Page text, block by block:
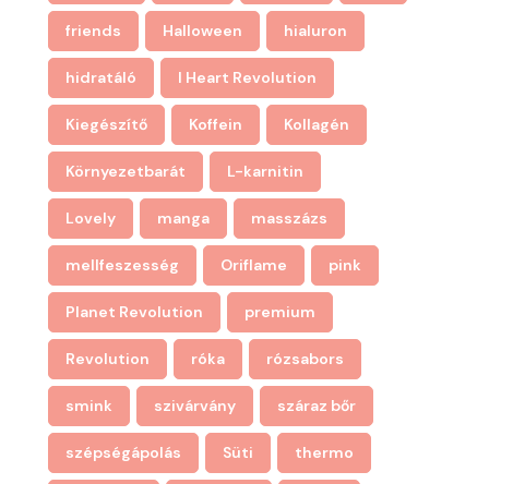
friends Halloween hialuron
hidratáló I Heart Revolution
Kiegészítő Koffein Kollagén
Környezetbarát L-karnitin
Lovely manga masszázs
mellfeszesség Oriflame pink
Planet Revolution premium
Revolution róka rózsabors
smink szivárvány száraz bőr
szépségápolás Süti thermo